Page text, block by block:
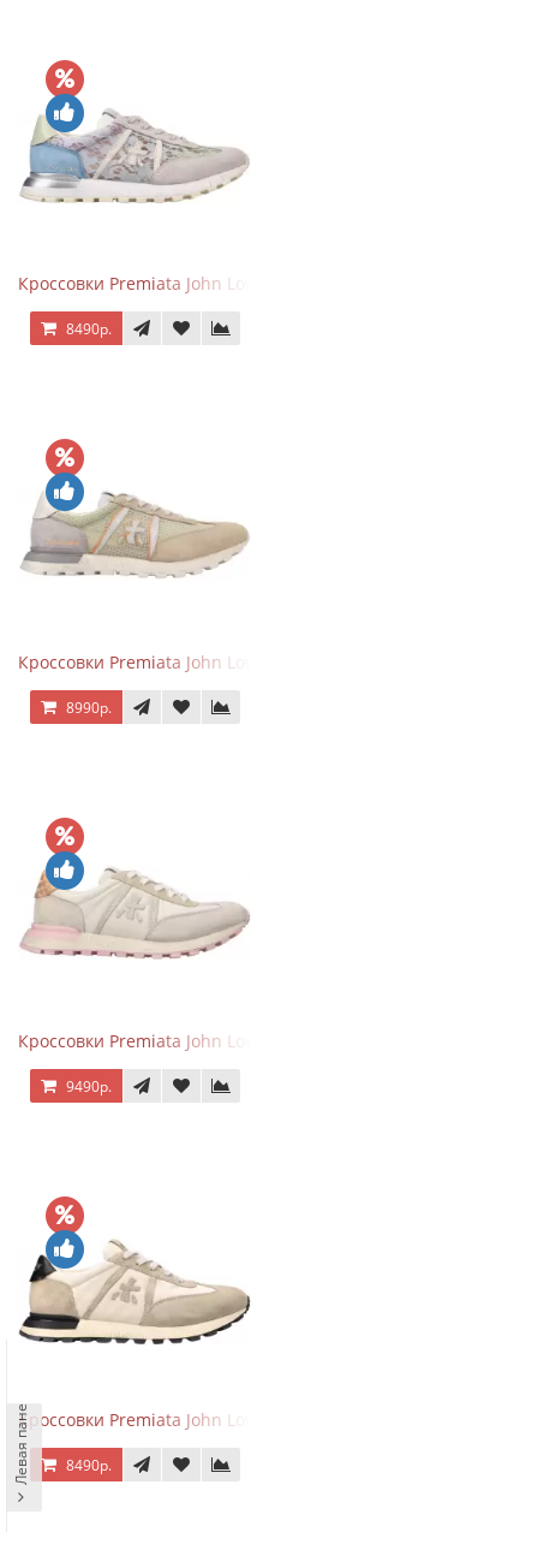
Кроссовки Premiata John Low Lace Blue Beige
8490р.
Кроссовки Premiata John Low Sand
8990р.
Кроссовки Premiata John Low Sand Gray
9490р.
Кроссовки Premiata John Low Sand Light Brown
8490р.
Левая панель